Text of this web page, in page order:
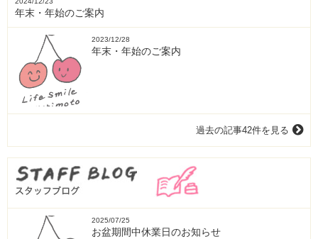
年末・年始のご案内
2023/12/28
年末・年始のご案内
過去の記事42件を見る
2025/07/25
お盆期間中休業日のお知らせ